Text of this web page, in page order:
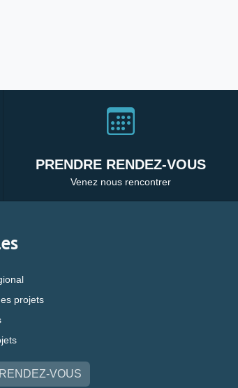
PRENDRE RENDEZ-VOUS
Venez nous rencontrer
projets
VOUS